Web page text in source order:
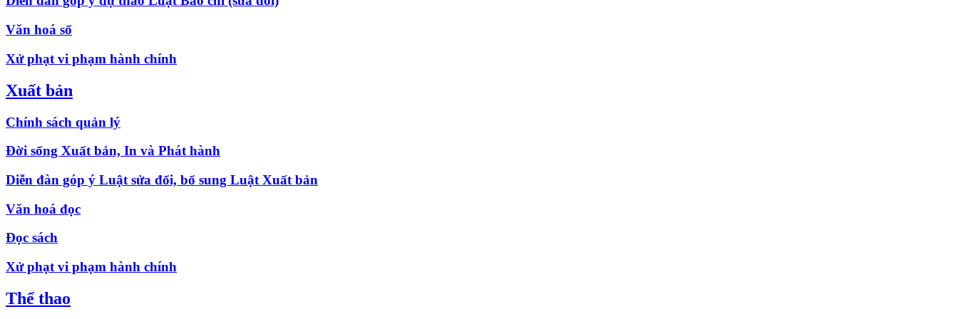
Văn hoá số
Xử phạt vi phạm hành chính
Xuất bản
Chính sách quản lý
Đời sống Xuất bản, In và Phát hành
Diễn đàn góp ý Luật sửa đổi, bổ sung Luật Xuất bản
Văn hoá đọc
Đọc sách
Xử phạt vi phạm hành chính
Thể thao